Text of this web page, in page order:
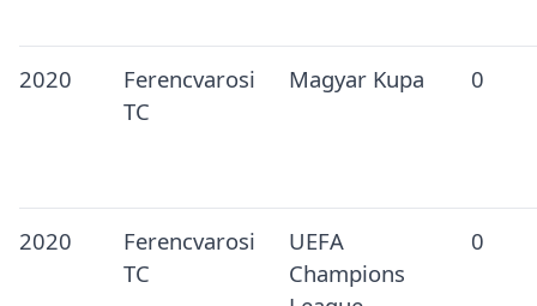
2020
Ferencvarosi
TC
Magyar Kupa 0
2020
Ferencvarosi
TC
UEFA
Champions
0